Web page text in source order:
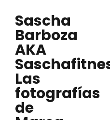
Sascha
Barboza
AKA
Las
fotografías
de